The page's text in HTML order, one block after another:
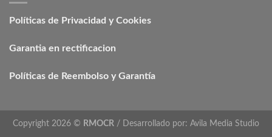
Políticas de Privacidad y Cookies
Garantia en rectificacion
Políticas de Reembolso y Garantía
Copyright 2026 © RMOCR / Desarrollado por: Avila Media Studio